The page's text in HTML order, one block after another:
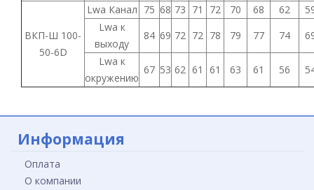
ВКП-Ш 100-
50-6D
Lwa Канал 75 68 73 71 72 70 68 62
Lwa к
выходу
84 69 72 72 78 79 77 74
Lwa к
окружению
67 53 62 61 61 63 61 56
Информация
Оплата
О компании